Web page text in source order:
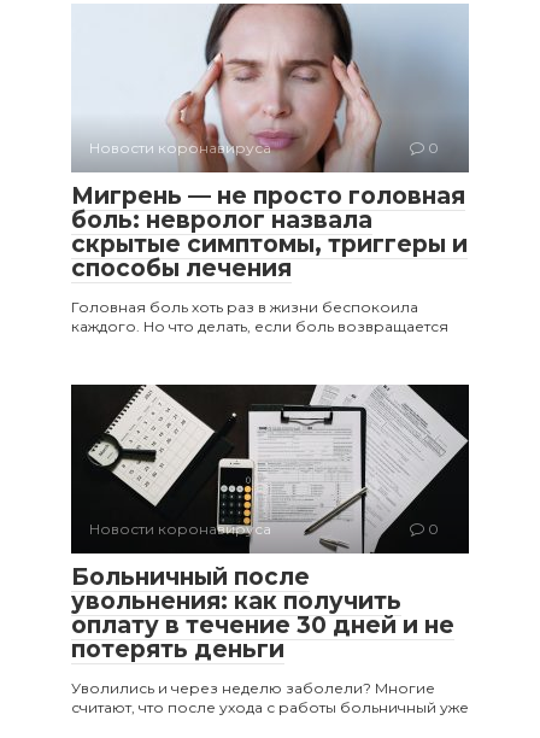
Новости коронавируса 0
Мигрень — не просто головная
боль: невролог назвала
скрытые симптомы, триггеры и
способы лечения
Головная боль хоть раз в жизни беспокоила
каждого. Но что делать, если боль возвращается
Новости коронавируса 0
Больничный после
увольнения: как получить
оплату в течение 30 дней и не
потерять деньги
Уволились и через неделю заболели? Многие
считают, что после ухода с работы больничный уже